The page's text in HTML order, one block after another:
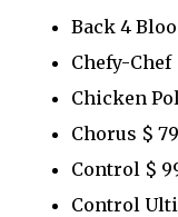
Back 4
Chefy-Chef
Chicken
Chorus $
Control $
Control